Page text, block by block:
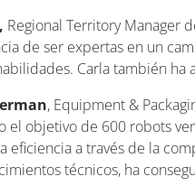
Regional Territory Manager
de ser expertas en un
Carla también ha
, Equipment &
el objetivo de 600 robots
eficiencia a través de la
técnicos, ha